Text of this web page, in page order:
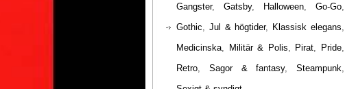
Gangster, Gatsby, Halloween, Go-Go,
Gothic, Jul & högtider, Klassisk elegans,
Medicinska, Militär & Polis, Pirat, Pride,
Retro, Sagor & fantasy, Steampunk,